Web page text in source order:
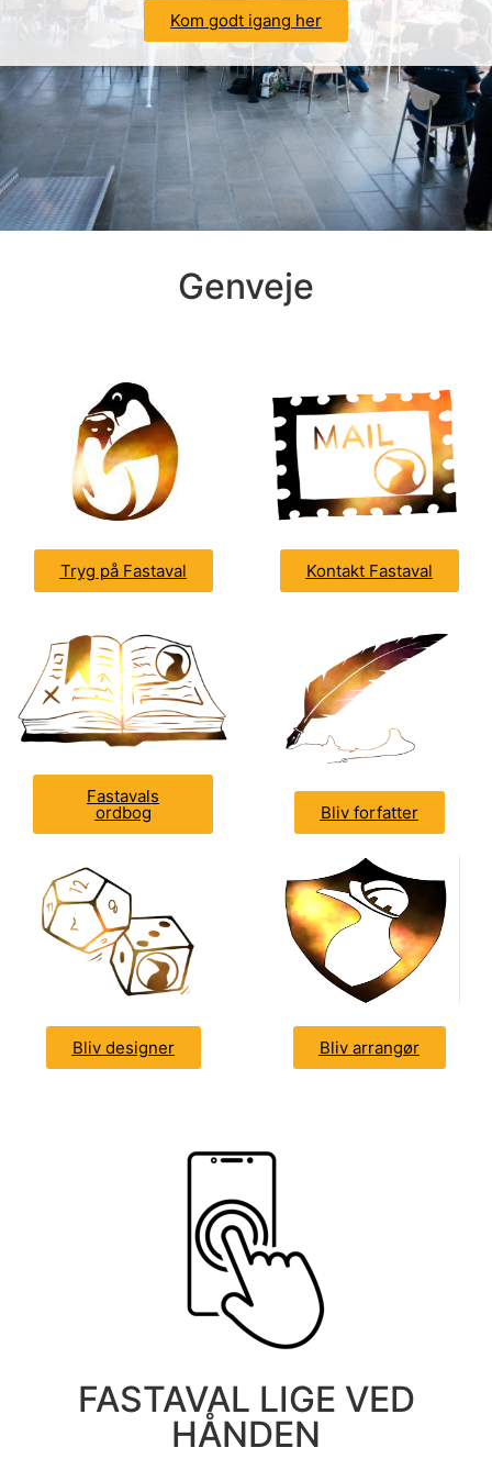
Kom godt igang her
Genveje
Tryg på Fastaval Kontakt Fastaval
Fastavals
ordbog Bliv forfatter
Bliv designer Bliv arrangør
FASTAVAL LIGE VED
HÅNDEN